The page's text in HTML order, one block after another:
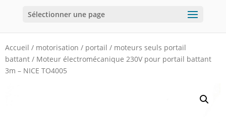
Sélectionner une page
Accueil / motorisation / portail / moteurs seuls portail
battant / Moteur électromécanique 230V pour portail battant
3m – NICE TO4005